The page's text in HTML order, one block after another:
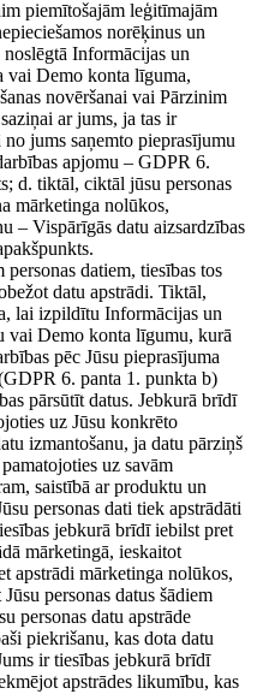
piemītošajām leģitīmajām
norēķinus un
Informācijas un
vai Demo konta līguma,
novēršanai vai Pārzinim
ar jums, ja tas ir
jums saņemto pieprasījumu
apjomu – GDPR 6.
d. tiktāl, ciktāl jūsu personas
mārketinga nolūkos,
– Vispārīgās datu aizsardzības
datiem, tiesības tos
datu apstrādi. Tiktāl,
lai izpildītu Informācijas un
vai Demo konta līgumu, kurā
pēc Jūsu pieprasījuma
6. panta 1. punkta b)
pārsūtīt datus. Jebkurā brīdī
uz Jūsu konkrēto
izmantošanu, ja datu pārziņš
uz savām
saistībā ar produktu un
personas dati tiek apstrādāti
jebkurā brīdī iebilst pret
mārketingā, ieskaitot
apstrādi mārketinga nolūkos,
personas datus šādiem
personas datu apstrāde
piekrišanu, kas dota datu
ir tiesības jebkurā brīdī
apstrādes likumību, kas